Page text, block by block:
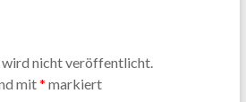
nicht veröffentlicht.
mit* markiert